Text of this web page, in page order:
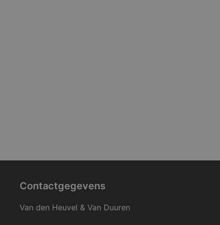
Contactgegevens
Van den Heuvel & Van Duuren